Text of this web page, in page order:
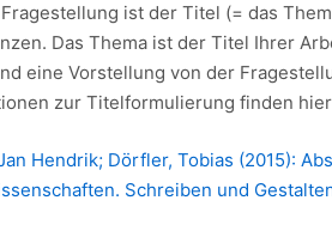
ist der Titel (= das
Das Thema ist der Titel Ihrer
eine Vorstellung von der
zur Titelformulierung finden
Hendrik; Dörfler, Tobias (2015):
Schreiben und